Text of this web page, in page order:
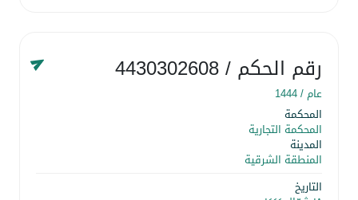
رقم الحكم/ 4430302608
عام /1444
المحكمة
المحكمة التجارية
المدينة
المنطقة الشرقية
التاريخ